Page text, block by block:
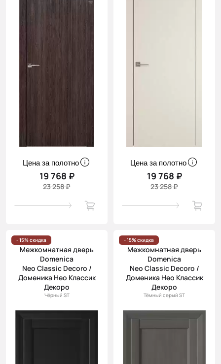
Цена за полотно
19 768 ₽
23 258 ₽
Цена за полотно
19 768 ₽
23 258 ₽
- 15% скидка
Межкомнатная дверь
Domenica
Neo Classic Decoro /
Доменика Нео Классик
Декоро
Чёрный ST
- 15% скидка
Межкомнатная дверь
Domenica
Neo Classic Decoro /
Доменика Нео Классик
Декоро
Тёмный серый ST